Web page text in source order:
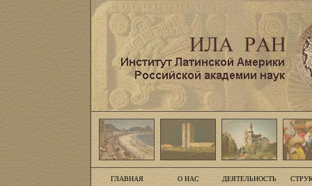
ГЛАВНАЯ О НАС ДЕЯТЕЛЬНОСТЬ